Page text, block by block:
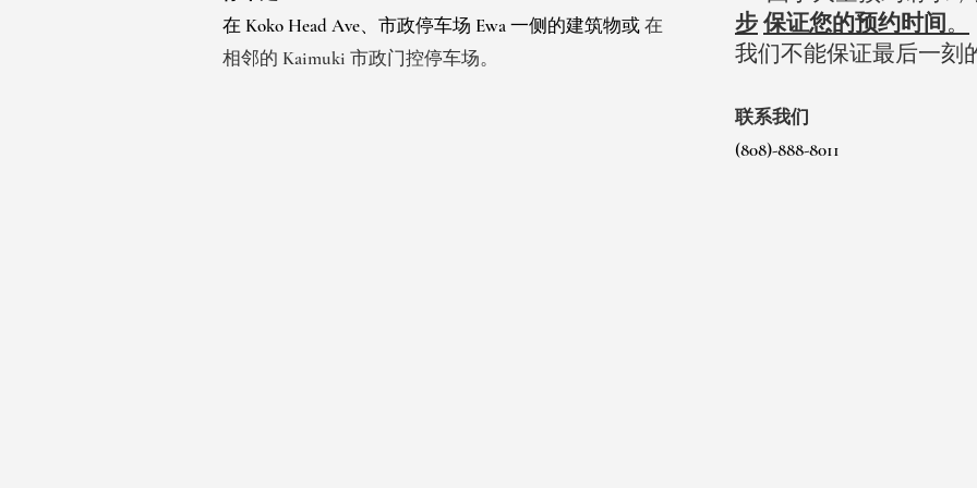
在 Koko Head Ave、市政停车场 Ewa 一侧的建筑物或在
相邻的 Kaimuki 市政门控停车场。
步 保证您的预约时间 。
我们不能保证最后一刻
联系我们
(808)-888-8011